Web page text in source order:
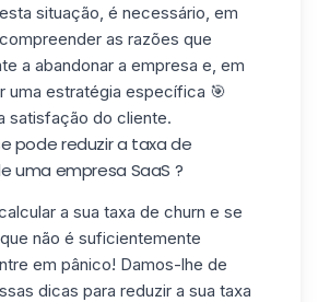
situação, é necessário, em
as razões que
a abandonar a empresa e, em
uma estratégia específica 🎯
satisfação do cliente.
pode reduzir a taxa de
uma empresa SaaS ?
a sua taxa de churn e se
não é suficientemente
em pânico! Damos-lhe de
dicas para reduzir a sua taxa